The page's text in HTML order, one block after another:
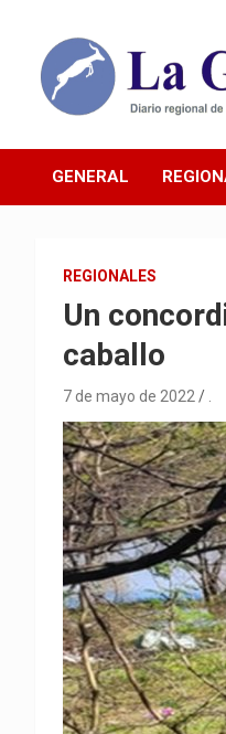
contenido
Diario La
GENERAL
REGIONALES
Un
caballo
7 de mayo de 2022